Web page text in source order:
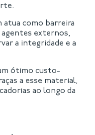
atua como barreira
externos,
a integridade e a
ótimo custo-
a esse material,
ao longo da